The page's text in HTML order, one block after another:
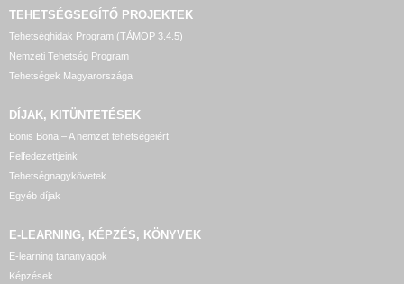
TEHETSÉGSEGÍTŐ PROJEKTEK
Tehetséghidak Program (TÁMOP 3.4.5)
Nemzeti Tehetség Program
Tehetségek Magyarországa
DÍJAK, KITÜNTETÉSEK
Bonis Bona – A nemzet tehetségeiért
Felfedezettjeink
Tehetségnagykövetek
Egyéb díjak
E-LEARNING, KÉPZÉS, KÖNYVEK
E-learning tananyagok
Képzések